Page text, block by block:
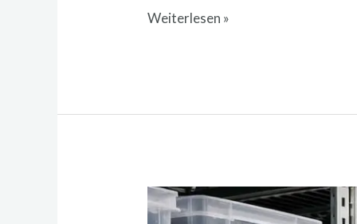
Weiterlesen »
Platz